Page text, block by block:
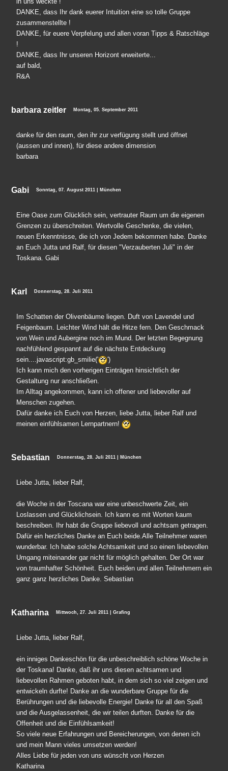
DANKE, dass Ihr dank euerer Intuition eine so tolle Gruppe
zusammenstellte !
DANKE, für euere Verpfelung und allen voran Tipps & Ratschläge
!
DANKE, dass Ihr unseren Horizont erweiterte...
auf bald,
R&A
barbara zeitler Montag, 05. September 2011
danke für den raum, den ihr zur verfügung stellt und öffnet
(aussen und innen), für diese andere dimension
barbara
Gabi Sonntag, 07. August 2011 | München
Eine Oase zum Glücklich sein, vertrauter Raum um die eigenen
Grenzen zu überschreiten. Wertvolle Geschenke, die vielen,
neuen Erkenntnisse, die ich von Jedem bekommen habe. Danke
an Euch Jutta und Ralf, für diesen "Verzauberten Juli" in der
Toskana. Gabi
Karl Donnerstag, 28. Juli 2011
Im Schatten der Olivenbäume liegen. Duft von Lavendel und
Feigenbaum. Leichter Wind hält die Hitze fern. Den Geschmack
von Wein und Aubergine noch im Mund. Der letzten Begegnung
nachfühlend gespannt auf die nächste Entdeckung
sein....javascript:gb_smilie('
')
Ich kann mich den vorherigen Einträgen hinsichtlich der
Gestaltung nur anschließen.
Im Alltag angekommen, kann ich offener und liebevoller auf
Menschen zugehen.
Dafür danke ich Euch von Herzen, liebe Jutta, lieber Ralf und
meinen einfühlsamen Lernpartnern!
Sebastian Donnerstag, 28. Juli 2011 | München
Liebe Jutta, lieber Ralf,
die Woche in der Toscana war eine unbeschwerte Zeit, ein
Loslassen und Glücklichsein. Ich kann es mit Worten kaum
beschreiben. Ihr habt die Gruppe liebevoll und achtsam getragen.
Dafür ein herzliches Danke an Euch beide.Alle Teilnehmer waren
wunderbar. Ich habe solche Achtsamkeit und so einen liebevollen
Umgang miteinander gar nicht für möglich gehalten. Der Ort war
von traumhafter Schönheit. Euch beiden und allen Teilnehmern ein
ganz ganz herzliches Danke. Sebastian
Katharina Mittwoch, 27. Juli 2011 | Grafing
Liebe Jutta, lieber Ralf,
ein inniges Dankeschön für die unbeschreiblich schöne Woche in
der Toskana! Danke, daß ihr uns diesen achtsamen und
liebevollen Rahmen geboten habt, in dem sich so viel zeigen und
entwickeln durfte! Danke an die wunderbare Gruppe für die
Berührungen und die liebevolle Energie! Danke für all den Spaß
und die Ausgelassenheit, die wir teilen durften. Danke für die
Offenheit und die Einfühlsamkeit!
So viele neue Erfahrungen und Bereicherungen, von denen ich
und mein Mann vieles umsetzen werden!
Alles Liebe für jeden von uns wünscht von Herzen
Katharina